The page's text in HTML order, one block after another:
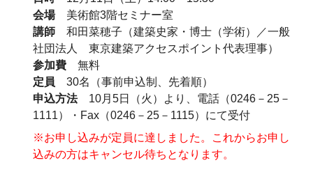
会場美術館3階セミナー室
講師和田菜穂子（建築史家・博士（学術）／一般
社団法人 東京建築アクセスポイント代表理事）
参加費無料
定員 30名（事前申込制、先着順）
申込方法10月5日（火）より、電話（0246－25－
1111）・Fax（0246－25－1115）にて受付
※お申し込みが定員に達しました。これからお申し
込みの方はキャンセル待ちとなります。